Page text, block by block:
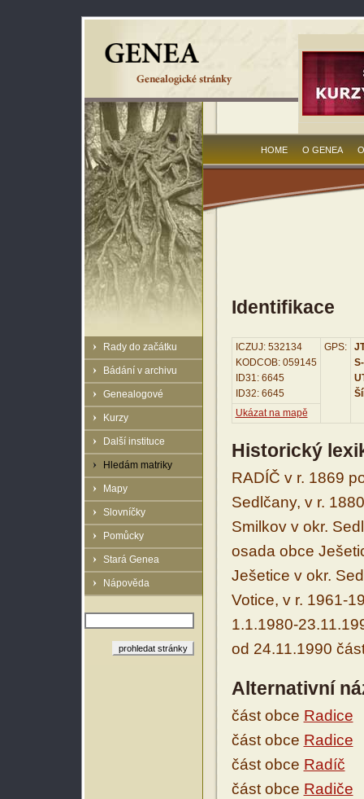
Rady do začátku
Bádání v archivu
Genealogové
Kurzy
Další instituce
Hledám matriky
Mapy
Slovníčky
Pomůcky
Stará Genea
Nápověda
HOME O GENEA
Identifikace
ICZUJ: 532134
KODCOB: 059145
ID31: 6645
ID32: 6645
GPS:
Ukázat na mapě
Historický
RADÍČ v r. 1869
Sedlčany, v r.
Smilkov v okr.
osada obce
Ješetice v okr.
Votice, v r. 1961-
1.1.1980-
od 24.11.1990
Alternativní
část obce Radice
část obce Radice
část obce Radíč
část obce Radiče